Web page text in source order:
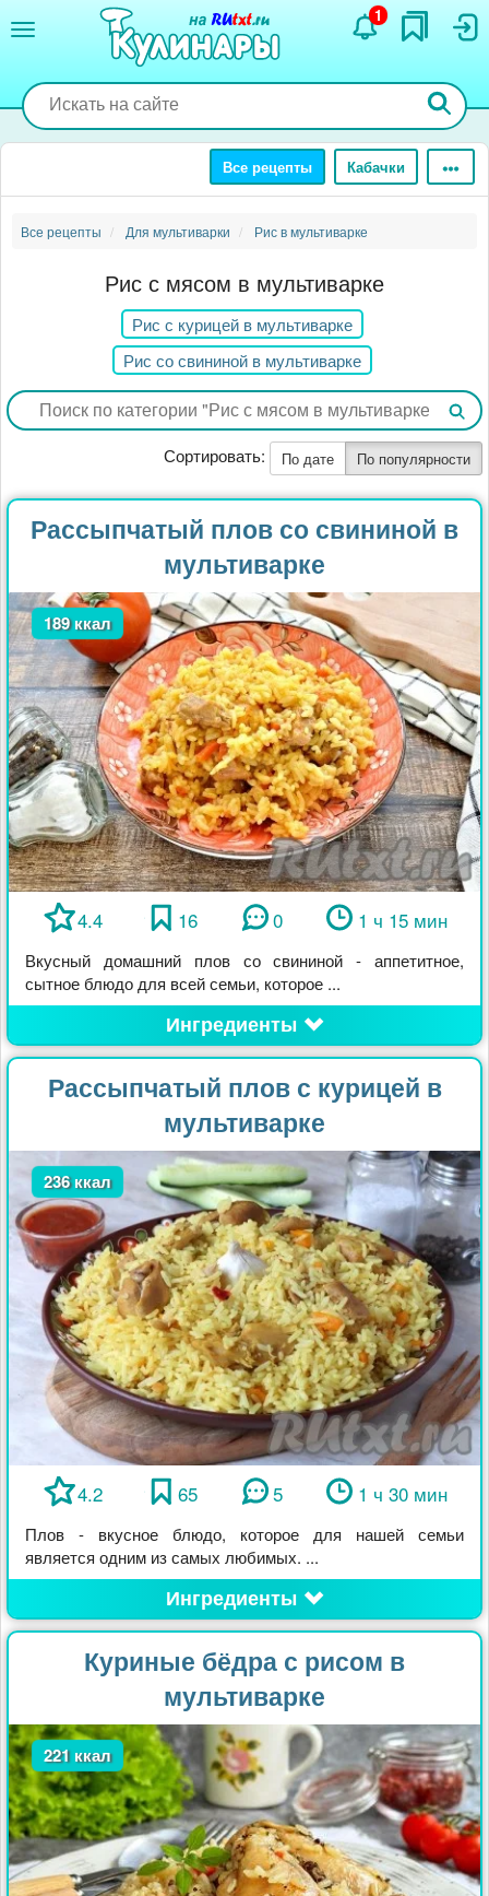
содержанию
1
Все рецепты Кабачки
Все рецепты Для мультиварки Рис в мультиварке
Рис с мясом в мультиварке
Рис с курицей в мультиварке
Рис со свининой в мультиварке
Сортировать: По дате По популярности
Рассыпчатый плов со свининой в
мультиварке
189 ккал
4.4 16 0 1 ч 15 мин
Вкусный домашний плов со свининой - аппетитное,
сытное блюдо для всей семьи, которое ...
Ингредиенты
Рассыпчатый плов с курицей в
мультиварке
236 ккал
4.2 65 5 1 ч 30 мин
Плов - вкусное блюдо, которое для нашей семьи
является одним из самых любимых. ...
Ингредиенты
Куриные бёдра с рисом в
мультиварке
221 ккал